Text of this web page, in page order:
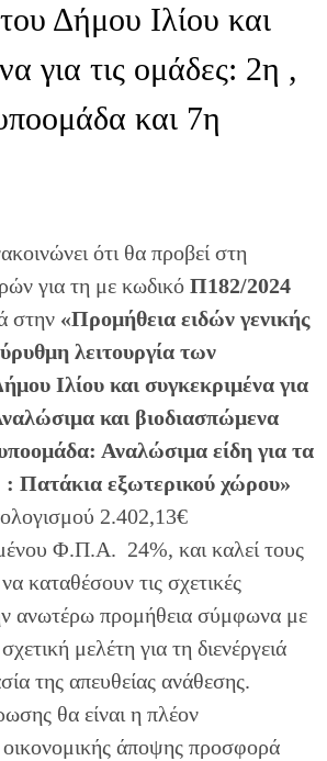
Δήμου Ιλίου και
για τις ομάδες: 2η ,
και 7η
ότι θα προβεί στη
για τη με κωδικό Π182/2024
στην «Προμήθεια ειδών γενικής
λειτουργία των
Ιλίου και συγκεκριμένα για
και βιοδιασπώμενα
Αναλώσιμα είδη για τα
: Πατάκια εξωτερικού χώρου»
2.402,13€
Φ.Π.Α. 24%, και καλεί τους
καταθέσουν τις σχετικές
ανωτέρω προμήθεια σύμφωνα με
μελέτη για τη διενέργειά
της απευθείας ανάθεσης.
θα είναι η πλέον
άποψης προσφορά